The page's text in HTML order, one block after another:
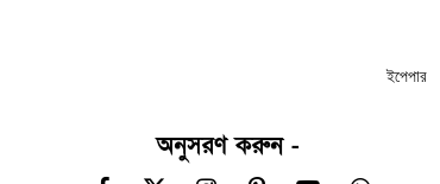
ইপেপার
অনুসরণ করুন -